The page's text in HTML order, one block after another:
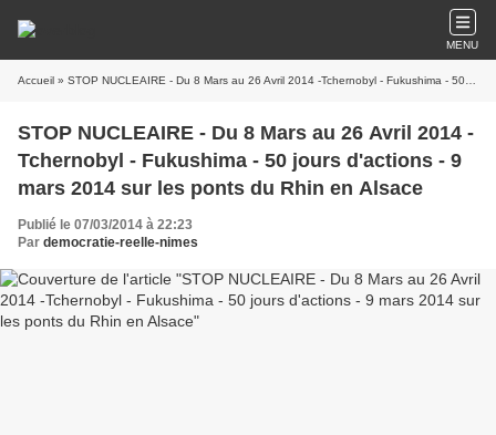
MENU
Accueil » STOP NUCLEAIRE - Du 8 Mars au 26 Avril 2014 -Tchernobyl - Fukushima - 50 jours d'actions - 9 mars 2014 sur les ponts du Rhin en Alsace
STOP NUCLEAIRE - Du 8 Mars au 26 Avril 2014 -
Tchernobyl - Fukushima - 50 jours d'actions - 9
mars 2014 sur les ponts du Rhin en Alsace
Publié le 07/03/2014 à 22:23
Par democratie-reelle-nimes